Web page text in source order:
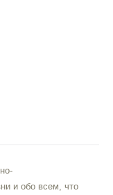
и обо всем, что